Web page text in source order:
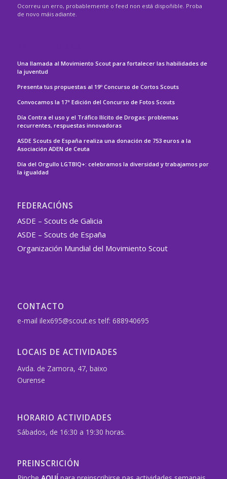
Ocorreu un erro, probablemente o feed non está dispoñible. Proba
de novo máis adiante.
Una llamada al Movimiento Scout para fortalecer las habilidades de
la juventud
Presenta tus propuestas al 19º Concurso de Cortos Scouts
Convocamos la 17ª Edición del Concurso de Fotos Scouts
Día Contra el uso y el Tráfico Ilícito de Drogas: problemas
recurrentes, respuestas innovadoras
ASDE Scouts de España realiza una donación de 753 euros a la
Asociación ADEN de Ceuta
Día del Orgullo LGTBIQ+: celebramos la diversidad y trabajamos por
la igualdad
FEDERACIÓNS
ASDE – Scouts de Galicia
ASDE – Scouts de España
Organización Mundial del Movimiento Scout
CONTACTO
e-mail ilex695@scout.es telf: 688940695
LOCAIS DE ACTIVIDADES
Avda. de Zamora, 47, baixo
Ourense
HORARIO ACTIVIDADES
Sábados, de 16:30 a 19:30 horas.
PREINSCRICIÓN